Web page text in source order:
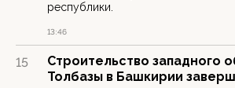
республики.
13:46
15
Строительство западного
Толбазы в Башкирии